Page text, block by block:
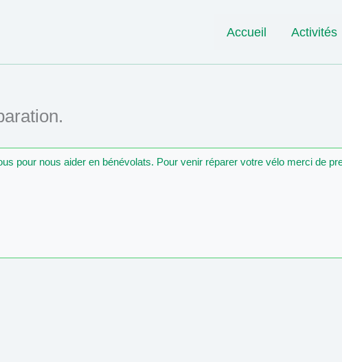
Accueil Activités
pour nous aider en bénévolats. Pour venir réparer votre vélo merci de